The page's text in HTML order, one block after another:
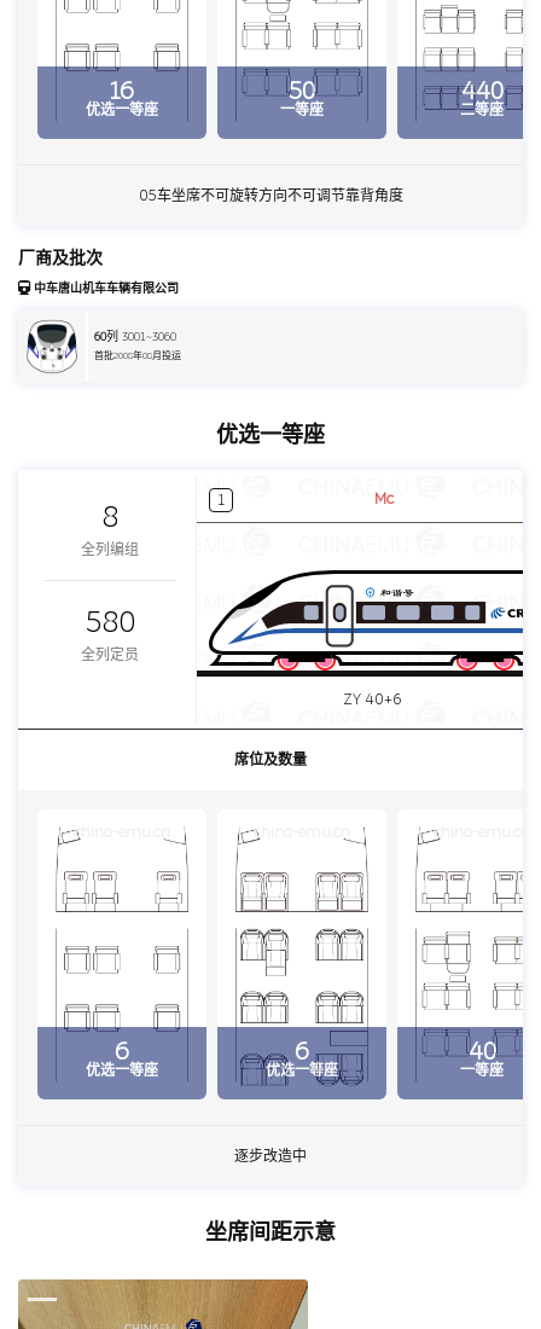
16
优选一等座
50
一等座
440
二等座
05车坐席不可旋转方向不可调节靠背角度
厂商及批次
中车唐山机车车辆有限公司
60列 3001~3060
首批2008年08月投运
优选一等座
8
全列编组
580
全列定员
1 Mc
ZY 40+6
席位及数量
6
优选一等座
china-emu.cn
6
优选一等座
china-emu.cn
40
一等座
china-emu.cn
逐步改造中
坐席间距示意